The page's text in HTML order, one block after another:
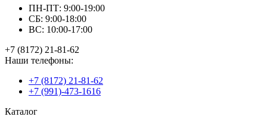
ПН-ПТ: 9:00-19:00
СБ: 9:00-18:00
ВС: 10:00-17:00
+7 (8172) 21-81-62
Наши телефоны:
+7 (8172) 21-81-62
+7 (991)-473-1616
Каталог